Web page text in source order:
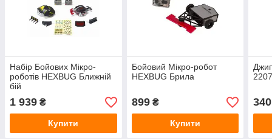
Набір Бойових Мікро-
роботів HEXBUG Ближній
бій
1 939 ₴
Купити
Бойовий Мікро-робот
HEXBUG Брила
899₴
Купити
340